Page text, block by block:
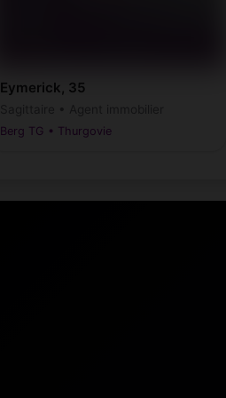
Eymerick, 35
Berg TG • Thurgovie